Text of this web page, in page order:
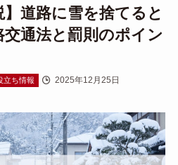
】道路に雪を捨てると
交通法と罰則のポイン
立ち情報 2025年12月25日